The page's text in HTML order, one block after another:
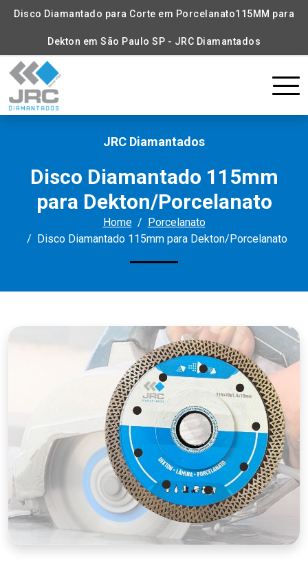
Disco Diamantado para Corte em Porcelanato115MM para
Dekton em São Paulo SP - JRC Diamantados
JRC Diamantados
Disco Diamantado 115mm
para Dekton/Porcelanato
Home
Porcelanato
Disco Diamantado 115mm para Dekton/Porcelanato